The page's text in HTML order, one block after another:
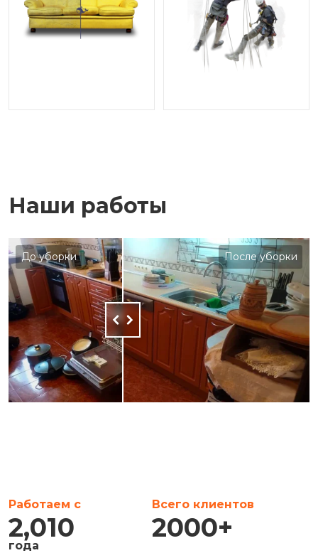
Наши работы
До уборки После уборки
Работаем с
2,010
года
Всего клиентов
2000+